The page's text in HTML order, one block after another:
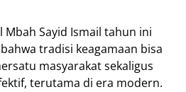
Mbah Sayid Ismail tahun ini
tradisi keagamaan bisa
masyarakat sekaligus
terutama di era modern.